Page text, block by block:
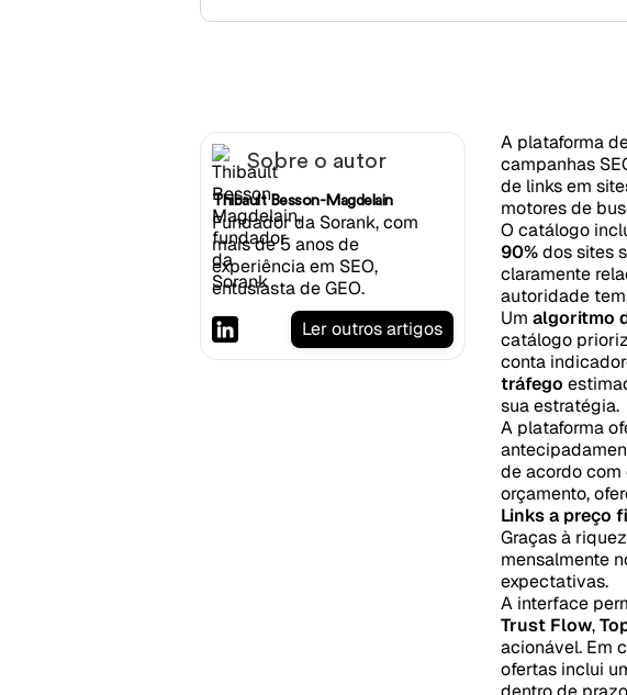
Sobre o autor
Thibault Besson-Magdelain
Fundador da Sorank, com
mais de 5 anos de
experiência em SEO,
entusiasta de GEO.
Ler outros artigos
A plataforma
campanhas
de links em
motores de
O catálogo
90%dos sites
claramente
autoridade
Umalgoritmo
catálogo
conta
tráfego
sua estratégia.
A plataforma
de acordo com
orçamento,
Links a preço
Graças à
mensalmente
expectativas.
A interface
Trust Flow,
acionável. Em
ofertas inclui